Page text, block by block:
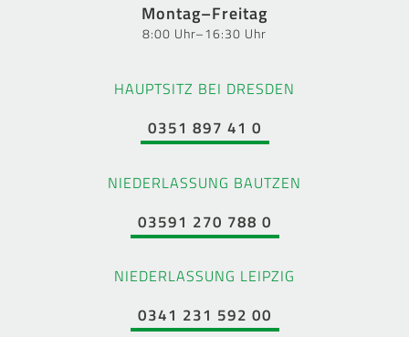
Montag–Freitag
8:00 Uhr–16:30 Uhr
HAUPTSITZ BEI DRESDEN
0351 897 41 0
NIEDERLASSUNG BAUTZEN
03591 270 788 0
NIEDERLASSUNG LEIPZIG
0341 231 592 00